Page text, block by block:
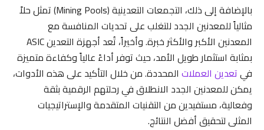
بالإضافة إلى ذلك، التجمعات التعدينية (Mining Pools) تمثل حلاً
مثالياً للمعدنين الجدد للتغلب على تحديات المنافسة مع
المعدنين الأكبر والأكثر خبرة. وأخيراً، تُعد أجهزة التعدين ASIC
بمثابة استثمار طويل الأمد، حيث توفر أداءً عالياً وكفاءة متميزة
فيتعدين العملات المحددة. من خلال التأكيد على هذه الأدوات،
يمكن للمعدنين الجدد الانطلاق في رحلتهم الرقمية بثقة
وفعالية، مستفيدين من التقنيات المتقدمة والإستراتيجيات
المثلى لتحقيق أفضل النتائج.